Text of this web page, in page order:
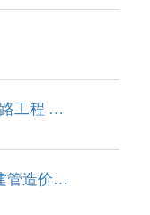
喜报｜同创建管监理项目“铜山溪路工程 （329国道-智二路）” 荣获 2024年度杭州市 建设工程西....
感谢信｜一封感谢信，见证同创建管造价咨询领域的实力与担当